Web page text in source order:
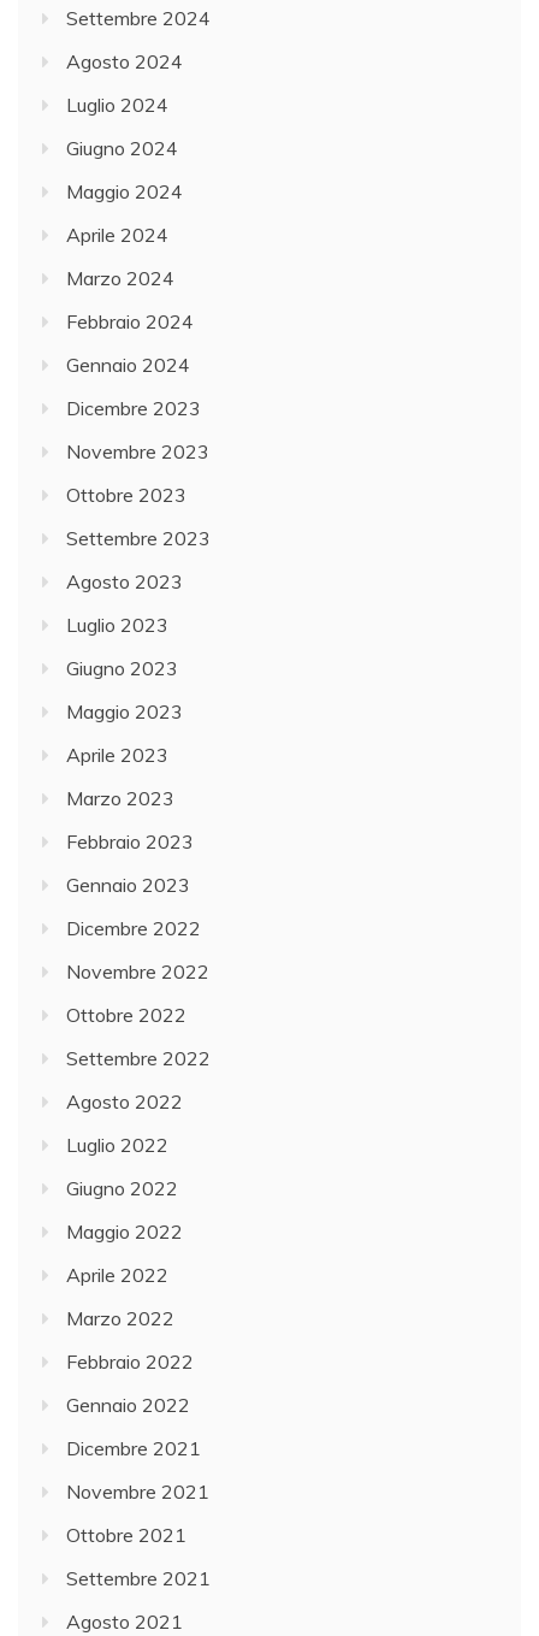
Settembre 2024
Agosto 2024
Luglio 2024
Giugno 2024
Maggio 2024
Aprile 2024
Marzo 2024
Febbraio 2024
Gennaio 2024
Dicembre 2023
Novembre 2023
Ottobre 2023
Settembre 2023
Agosto 2023
Luglio 2023
Giugno 2023
Maggio 2023
Aprile 2023
Marzo 2023
Febbraio 2023
Gennaio 2023
Dicembre 2022
Novembre 2022
Ottobre 2022
Settembre 2022
Agosto 2022
Luglio 2022
Giugno 2022
Maggio 2022
Aprile 2022
Marzo 2022
Febbraio 2022
Gennaio 2022
Dicembre 2021
Novembre 2021
Ottobre 2021
Settembre 2021
Agosto 2021